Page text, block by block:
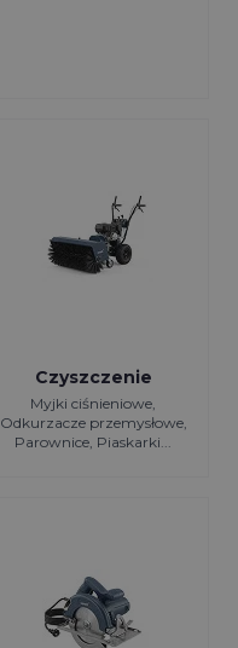
Czyszczenie
Myjki ciśnieniowe,
Odkurzacze przemysłowe,
Parownice, Piaskarki...